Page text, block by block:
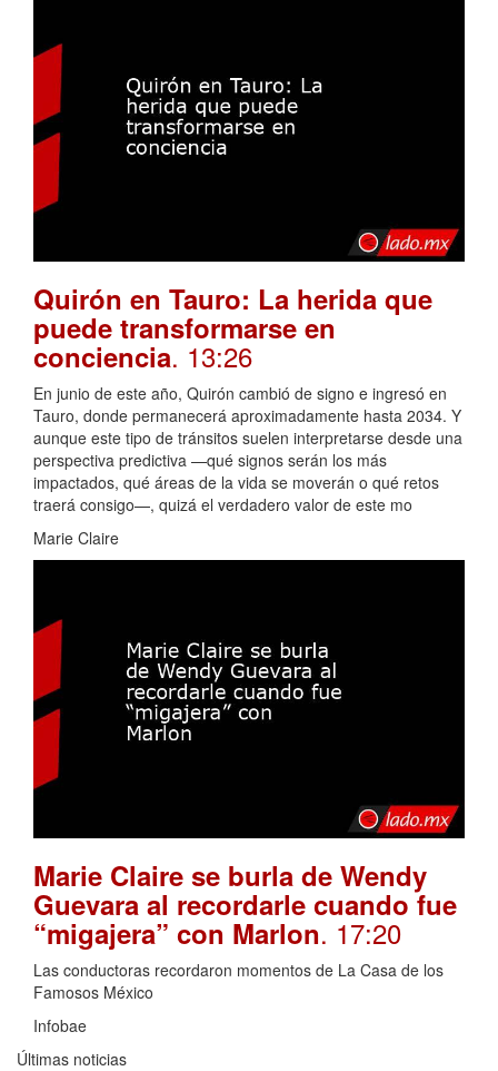
Quirón en Tauro: La herida que
puede transformarse en
conciencia. 13:26
En junio de este año, Quirón cambió de signo e ingresó en
Tauro, donde permanecerá aproximadamente hasta 2034. Y
aunque este tipo de tránsitos suelen interpretarse desde una
perspectiva predictiva —qué signos serán los más
impactados, qué áreas de la vida se moverán o qué retos
traerá consigo—, quizá el verdadero valor de este mo
Marie Claire
Marie Claire se burla de Wendy
Guevara al recordarle cuando fue
“migajera” con Marlon. 17:20
Las conductoras recordaron momentos de La Casa de los
Famosos México
Infobae
Últimas noticias